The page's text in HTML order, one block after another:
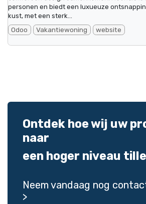
personen en biedt een luxueuze
kust, met een sterk...
Odoo Vakantiewoning website
Ontdek hoe wij uw
naar
een hoger niveau
Neem vandaag nog
>